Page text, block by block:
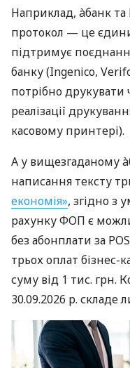
Наприклад, àбанк
протокол — це
підтримує
банку (Ingenico,
потрібно друкувати
реалізації
касовому принтері).
А у вищезгаданому
написання тексту
економія», згідно з
рахунку ФОП є
без абонплати за
трьох оплат
суму від 1 тис. грн.
30.09.2026 р. складе